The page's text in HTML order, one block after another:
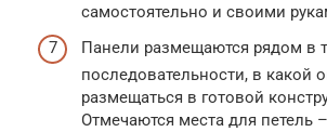
самостоятельно и своими
Панели размещаются рядом в
последовательности, в какой
размещаться в готовой
Отмечаются места для петель